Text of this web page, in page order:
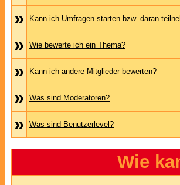
» Kann ich Umfragen starten bzw. daran
» Wie bewerte ich ein Thema?
» Kann ich andere Mitglieder bewerten?
» Was sind Moderatoren?
» Was sind Benutzerlevel?
Wie